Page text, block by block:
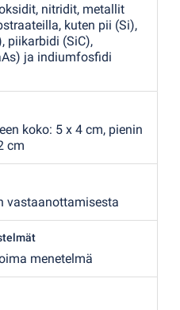
nitridit, metallit
kuten pii (Si),
piikarbidi (SiC),
ja indiumfosfidi
koko: 5 x 4 cm, pienin
cm
vastaanottamisesta
menetelmä